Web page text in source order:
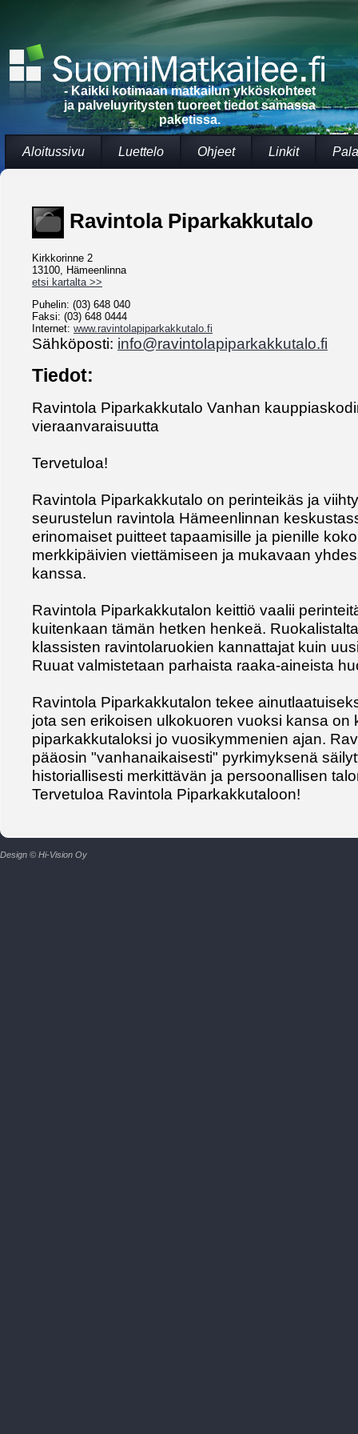
- Kaikki kotimaan matkailun ykköskohteet
ja palveluyritysten tuoreet tiedot samassa
paketissa.
Aloitussivu Luettelo Ohjeet Linkit
Ravintola Piparkakkutalo
Kirkkorinne 2
13100, Hämeenlinna
etsi kartalta >>
Puhelin: (03) 648 040
Faksi: (03) 648 0444
Internet: www.ravintolapiparkakkutalo.fi
Sähköposti: info@ravintolapiparkakkutalo.fi
Tiedot:
Ravintola Piparkakkutalo Vanhan
vieraanvaraisuutta
Tervetuloa!
Ravintola Piparkakkutalo on perinteikäs ja
seurustelun ravintola Hämeenlinnan
erinomaiset puitteet tapaamisille ja pienille
merkkipäivien viettämiseen ja mukavaan
kanssa.
Ravintola Piparkakkutalon keittiö vaalii
kuitenkaan tämän hetken henkeä.
klassisten ravintolaruokien kannattajat kuin
Ruuat valmistetaan parhaista raaka-aineista
Ravintola Piparkakkutalon tekee
jota sen erikoisen ulkokuoren vuoksi kansa on
piparkakkutaloksi jo vuosikymmenien ajan.
pääosin "vanhanaikaisesti" pyrkimyksenä
historiallisesti merkittävän ja persoonallisen
Tervetuloa Ravintola Piparkakkutaloon!
Design © Hi-Vision Oy